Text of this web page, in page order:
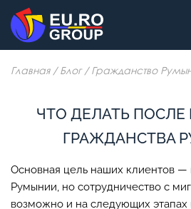
Главная / Блог / Гражданство
ЧТО ДЕЛАТЬ
ГРАЖДАНСТВА
Основная цель наших клиентов —
Румынии, но сотрудничество с
возможно и на следующих этапах